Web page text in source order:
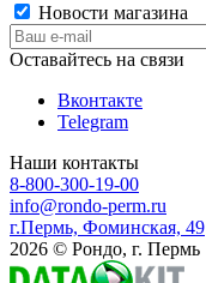
Новости магазина
Оставайтесь на связи
Вконтакте
Telegram
Наши контакты
8-800-300-19-00
info@rondo-perm.ru
г.Пермь, Фоминская, 49
2026 © Рондо, г. Пермь